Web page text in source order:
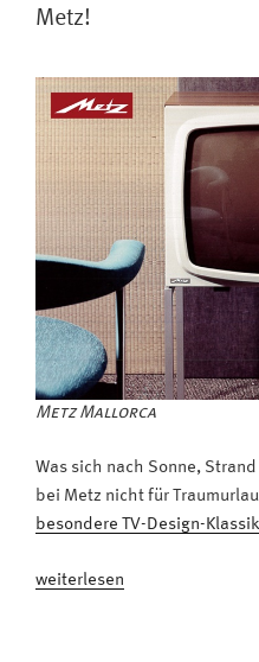
TV
Panorama-
Großbild
Holzgehäuse“
Metz!
Metz Mallorca
Was sich nach Sonne,
bei Metz nicht für
besondere TV-Design-
„Kreta,
weiterlesen